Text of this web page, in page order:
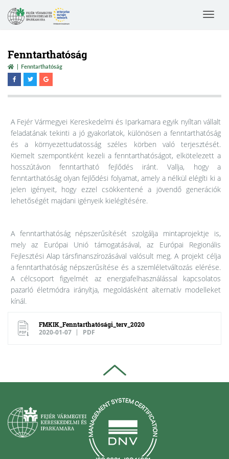
Toggle
Fenntarthatóság
Fenntarthatóság
A Fejér Vármegyei Kereskedelmi és Iparkamara egyik nyíltan vállalt
feladatának tekinti a jó gyakorlatok, különösen a fenntarthatóság
és a környezettudatosság széles körben való terjesztését.
Kiemelt szempontként kezeli a fenntarthatóságot, elkötelezett a
hosszútávon fenntartható fejlődés iránt. Vallja, hogy a
fenntarthatóság olyan fejlődési folyamat, amely a nélkül elégíti ki a
jelen igényeit, hogy ezzel csökkentené a jövendő generációk
lehetőségét majdani igényeik kielégítésére.
A fenntarthatóság népszerűsítését szolgálja mintaprojektje is,
mely az Európai Unió támogatásával, az Európai Regionális
Fejlesztési Alap társfinanszírozásával valósult meg. A projekt célja
a fenntarthatóság népszerűsítése és a szemléletváltozás elérése.
A célcsoport figyelmét az energiafelhasználással kapcsolatos
pazarló életmódra irányítja, megoldásként alternatív modelleket
kínál.
FMKIK_Fenntarthatósági_terv_2020
2020-01-07 PDF